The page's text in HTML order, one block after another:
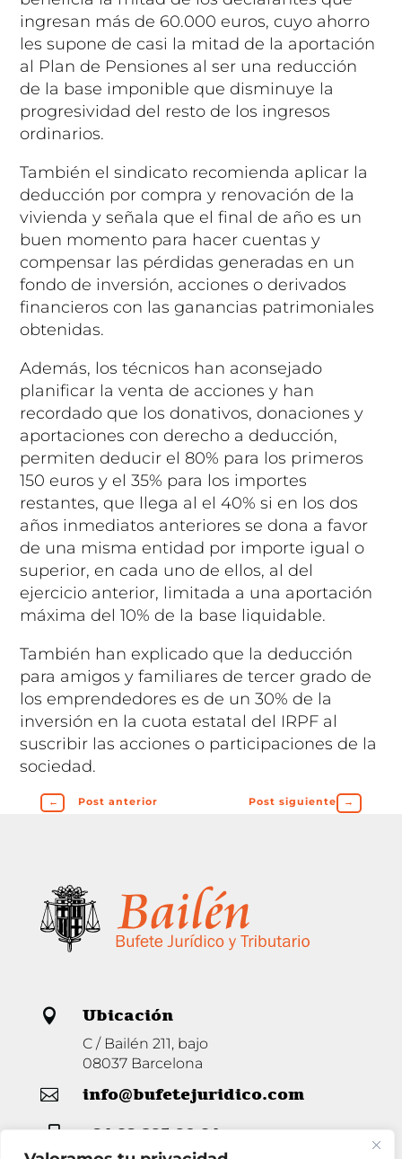
ingresan más de 60.000 euros, cuyo ahorro
les supone de casi la mitad de la aportación
al Plan de Pensiones al ser una reducción
de la base imponible que disminuye la
progresividad del resto de los ingresos
ordinarios.
También el sindicato recomienda aplicar la
deducción por compra y renovación de la
vivienda y señala que el final de año es un
buen momento para hacer cuentas y
compensar las pérdidas generadas en un
fondo de inversión, acciones o derivados
financieros con las ganancias patrimoniales
obtenidas.
Además, los técnicos han aconsejado
planificar la venta de acciones y han
recordado que los donativos, donaciones y
aportaciones con derecho a deducción,
permiten deducir el 80% para los primeros
150 euros y el 35% para los importes
restantes, que llega al el 40% si en los dos
años inmediatos anteriores se dona a favor
de una misma entidad por importe igual o
superior, en cada uno de ellos, al del
ejercicio anterior, limitada a una aportación
máxima del 10% de la base liquidable.
También han explicado que la deducción
para amigos y familiares de tercer grado de
los emprendedores es de un 30% de la
inversión en la cuota estatal del IRPF al
suscribir las acciones o participaciones de la
sociedad.
← Post anterior Post siguiente →
 Ubicación
C / Bailén 211, bajo
08037 Barcelona
 info@bufetejuridico.com
 +34 93 285 80 94